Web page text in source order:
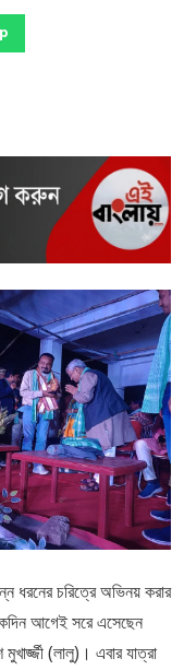
ধরনের চরিত্রে অভিনয় করার
আগেই সরে এসেছেন
(লালু)। এবার যাত্রা